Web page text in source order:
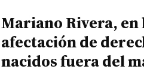
Mariano Rivera,
afectación de
nacidos fuera del